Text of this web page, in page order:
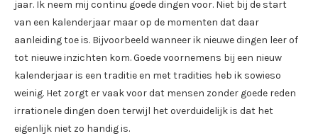
jaar. Ik neem mij continu goede dingen voor. Niet bij de start
van een kalenderjaar maar op de momenten dat daar
aanleiding toe is. Bijvoorbeeld wanneer ik nieuwe dingen leer of
tot nieuwe inzichten kom. Goede voornemens bij een nieuw
kalenderjaar is een traditie en met tradities heb ik sowieso
weinig. Het zorgt er vaak voor dat mensen zonder goede reden
irrationele dingen doen terwijl het overduidelijk is dat het
eigenlijk niet zo handig is.